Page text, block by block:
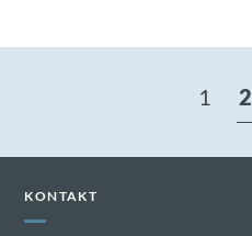
1 2
KONTAKT